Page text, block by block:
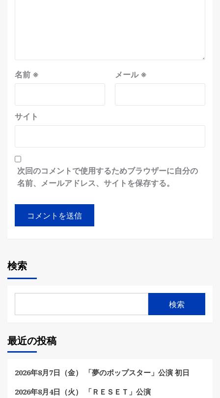
名前 ※ メール※
サイト
次回のコメントで使用するためブラウザーに自分の
名前、メールアドレス、サイトを保存する。
検索
検索
最近の投稿
2026年8月7日（金） 「夢のポップスター」公演 初日
2026年8月4日（火） 「ＲＥＳＥＴ」公演